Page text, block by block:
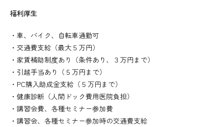
福利厚生
・車、バイク、自転車通勤可
・交通費支給（最大５万円）
・家賃補助制度あり（条件あり、３万円まで）
・引越手当あり（５万円まで）
・PC購入助成金支給（５万円まで）
・健康診断（人間ドック費用医院負担）
・講習会費、各種セミナー参加費
・講習会、各種セミナー参加時の交通費支給